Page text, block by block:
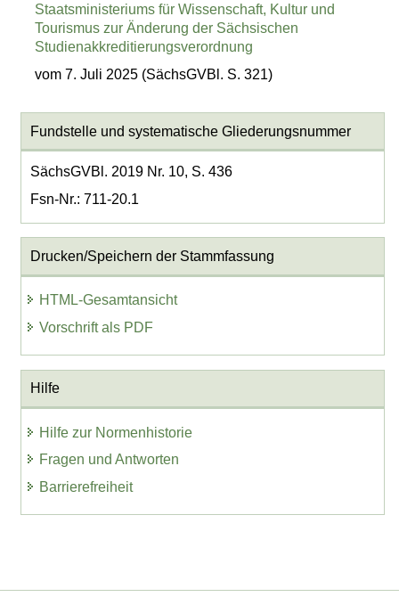
Staatsministeriums für Wissenschaft, Kultur und
Tourismus zur Änderung der Sächsischen
Studienakkreditierungsverordnung
vom 7. Juli 2025 (SächsGVBl. S. 321)
Fundstelle und systematische Gliederungsnummer
SächsGVBl. 2019 Nr. 10, S. 436
Fsn-Nr.: 711-20.1
Drucken/Speichern der Stammfassung
HTML-Gesamtansicht
Vorschrift als PDF
Hilfe
Hilfe zur Normenhistorie
Fragen und Antworten
Barrierefreiheit